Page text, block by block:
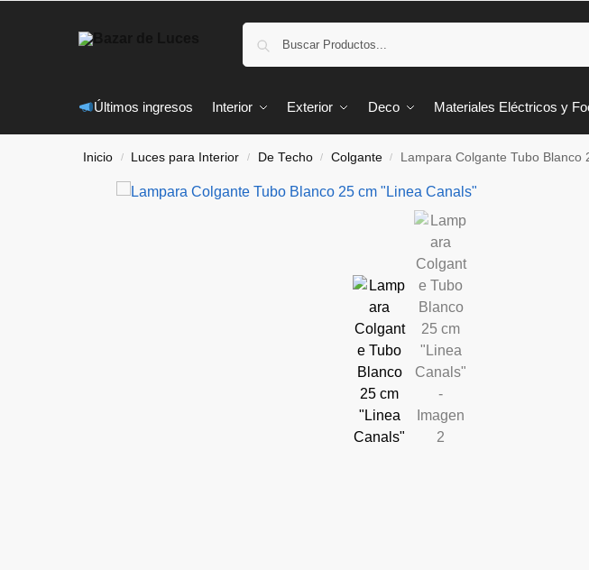
Últimos ingresos Interior Exterior Deco Materiales Eléctricos y
Inicio / Luces para Interior / De Techo / Colgante / Lampara Colgante Tubo Blanco